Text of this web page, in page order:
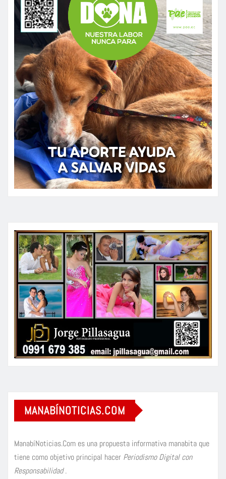
MANABÍNOTICIAS.COM
ManabíNoticias.Com es una propuesta informativa manabita que
tiene como objetivo principal hacer Periodismo Digital con
Responsabilidad.